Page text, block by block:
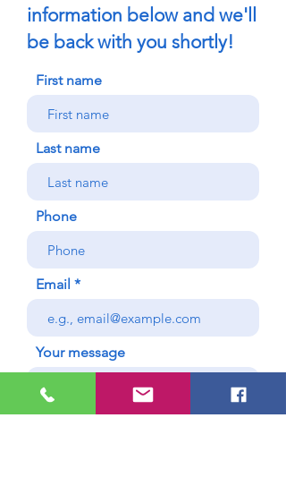
information below and we'll
be back with you shortly!
First name
Last name
Phone
Email
Your message